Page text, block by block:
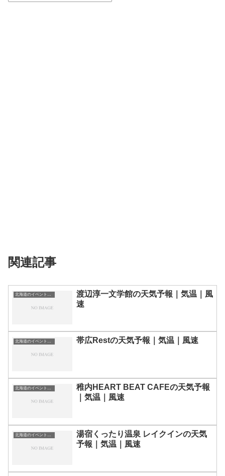
関連記事
北海道のイベント会場一覧
渡辺淳一文学館の天気予報｜気温｜風
速
北海道のイベント会場一覧 帯広Restの天気予報｜気温｜風速
北海道のイベント会場一覧
稚内HEART BEAT CAFEの天気予報
｜気温｜風速
北海道のイベント会場一覧
湯宿くったり温泉 レイクインの天気
予報｜気温｜風速